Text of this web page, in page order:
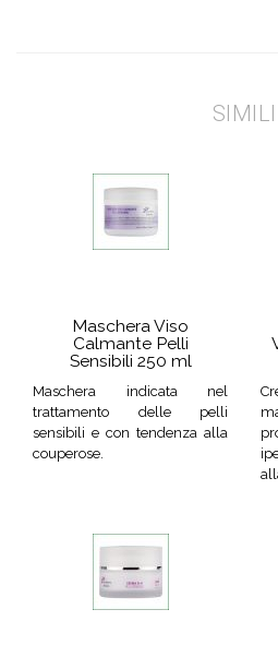
SIMILI
Maschera Viso
Calmante Pelli
Sensibili 250 ml
Maschera indicata nel
trattamento delle pelli
sensibili e con tendenza alla
couperose.